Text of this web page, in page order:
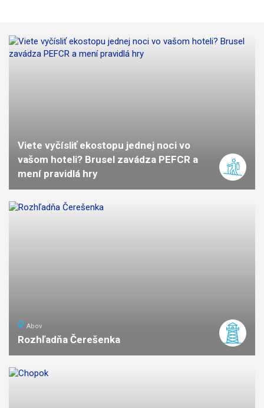
Viete vyčísliť ekostopu jednej noci vo
vašom hoteli? Brusel zavádza PEFCR a
mení pravidlá hry
Abov
Rozhľadňa Čerešenka